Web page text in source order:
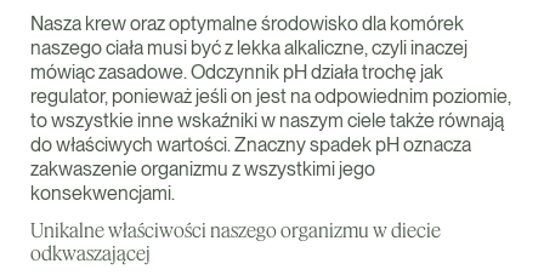
Nasza krew oraz optymalne środowisko dla komórek
naszego ciała musi być z lekka alkaliczne, czyli inaczej
mówiąc zasadowe. Odczynnik pH działa trochę jak
regulator, ponieważ jeśli on jest na odpowiednim poziomie,
to wszystkie inne wskaźniki w naszym ciele także równają
do właściwych wartości. Znaczny spadek pH oznacza
zakwaszenie organizmu z wszystkimi jego
konsekwencjami.
Unikalne właściwości naszego organizmu w diecie
odkwaszającej